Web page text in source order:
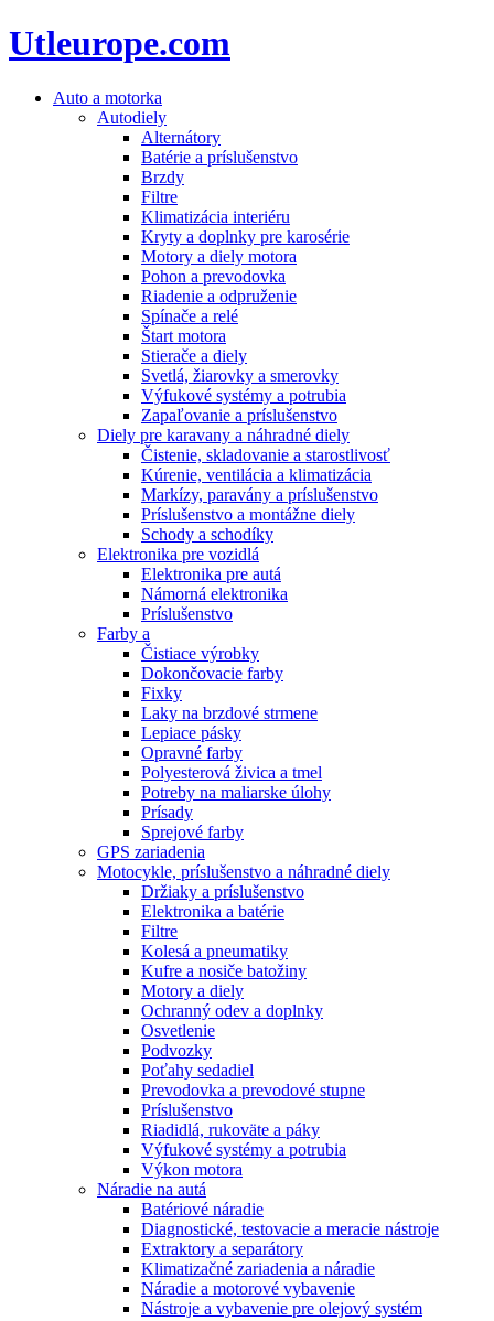
Utleurope.com
Auto a motorka
Autodiely
Alternátory
Batérie a príslušenstvo
Brzdy
Filtre
Klimatizácia interiéru
Kryty a doplnky pre karosérie
Motory a diely motora
Pohon a prevodovka
Riadenie a odpruženie
Spínače a relé
Štart motora
Stierače a diely
Svetlá, žiarovky a smerovky
Výfukové systémy a potrubia
Zapaľovanie a príslušenstvo
Diely pre karavany a náhradné diely
Čistenie, skladovanie a starostlivosť
Kúrenie, ventilácia a klimatizácia
Markízy, paravány a príslušenstvo
Príslušenstvo a montážne diely
Schody a schodíky
Elektronika pre vozidlá
Elektronika pre autá
Námorná elektronika
Príslušenstvo
Farby a
Čistiace výrobky
Dokončovacie farby
Fixky
Laky na brzdové strmene
Lepiace pásky
Opravné farby
Polyesterová živica a tmel
Potreby na maliarske úlohy
Prísady
Sprejové farby
GPS zariadenia
Motocykle, príslušenstvo a náhradné diely
Držiaky a príslušenstvo
Elektronika a batérie
Filtre
Kolesá a pneumatiky
Kufre a nosiče batožiny
Motory a diely
Ochranný odev a doplnky
Osvetlenie
Podvozky
Poťahy sedadiel
Prevodovka a prevodové stupne
Príslušenstvo
Riadidlá, rukoväte a páky
Výfukové systémy a potrubia
Výkon motora
Náradie na autá
Batériové náradie
Diagnostické, testovacie a meracie nástroje
Extraktory a separátory
Klimatizačné zariadenia a náradie
Náradie a motorové vybavenie
Nástroje a vybavenie pre olejový systém